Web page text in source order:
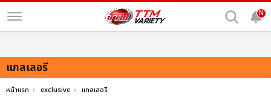
N
แกลเลอรี
หน้าแรก exclusive แกลเลอรี